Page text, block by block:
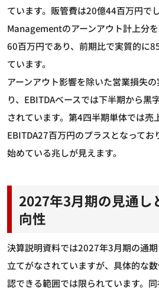
ています。販管費は20億44百万円で
Managementのアーンアウト計上分
60百万円であり、前期比で実質的に
ています。
アーンアウト影響を除いた営業損失
り、EBITDAベースでは下半期から黒
されています。第4四半期単体では売
EBITDA27百万円のプラスとなってお
始めている兆しが見えます。
2027年3月期の見通し
向性
決算説明資料では2027年3月期の通
立てがなされていますが、具体的な
認できる範囲では限られています。